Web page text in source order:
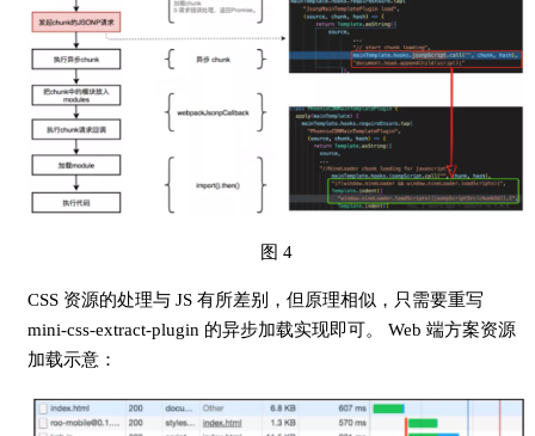
图 4
CSS 资源的处理与 JS 有所差别，但原理相似，只需要重写
mini-css-extract-plugin 的异步加载实现即可。 Web 端方案资源
加载示意：